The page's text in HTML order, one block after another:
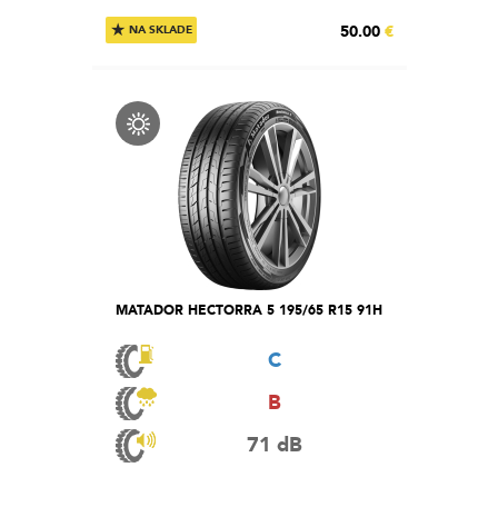
★ NA SKLADE 50.00 €
MATADOR HECTORRA 5 195/65 R15 91H
C
B
71 dB